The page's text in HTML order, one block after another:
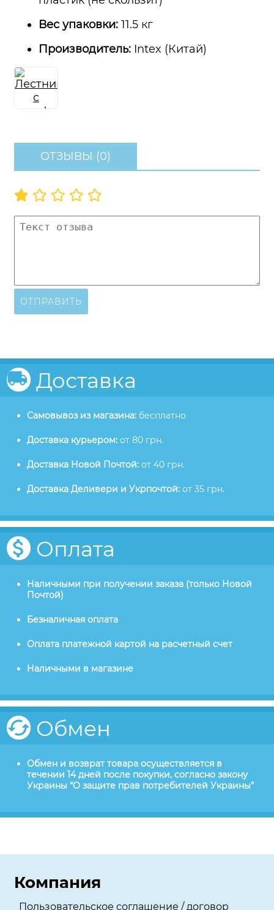
Вес упаковки: 11.5 кг
Производитель: Intex (Китай)
ОТЗЫВЫ (0)
ОТПРАВИТЬ
Доставка
Самовывоз из магазина: бесплатно
Доставка курьером: от 80 грн.
Доставка Новой Почтой: от 40 грн.
Доставка Деливери и Укрпочтой: от 35 грн.
Оплата
Наличными при получении заказа (только Новой
Почтой)
Безналичная оплата
Оплата платежной картой на расчетный счет
Наличными в магазине
Обмен
Обмен и возврат товара осуществляется в
течении 14 дней после покупки, согласно закону
Украины “О защите прав потребителей Украины”
Компания
Пользовательское соглашение / договор